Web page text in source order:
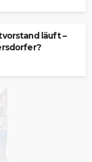
läuft –